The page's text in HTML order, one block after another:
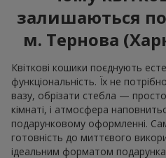
залишаються
м. Тернова
Квіткові кошики поєднують
функціональність. Їх не
вазу, обрізати стебла —
кімнаті, і атмосфера
подарунковому оформленні.
готовність до миттєвого
ідеальним форматом